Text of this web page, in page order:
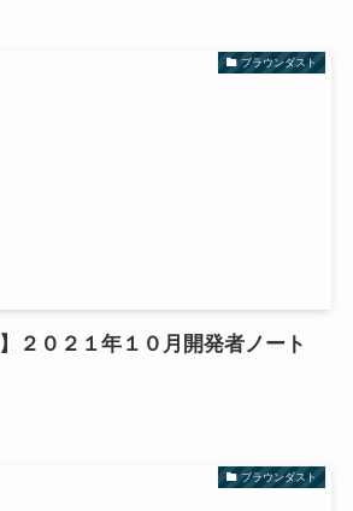
ブラウンダスト
】２０２１年１０月開発者ノート
ブラウンダスト